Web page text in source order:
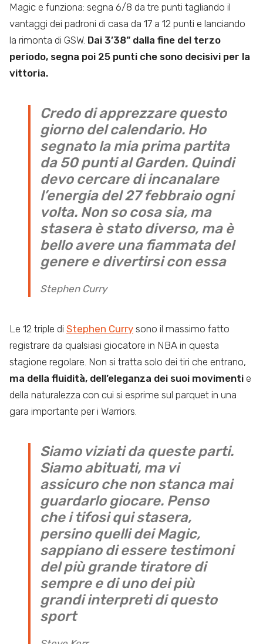
Magic e funziona: segna 6/8 da tre punti tagliando il
vantaggi dei padroni di casa da 17 a 12 punti e lanciando
la rimonta di GSW. Dai 3’38” dalla fine del terzo
periodo, segna poi 25 punti che sono decisivi per la
vittoria.
Credo di apprezzare questo
giorno del calendario. Ho
segnato la mia prima partita
da 50 punti al Garden. Quindi
devo cercare di incanalare
l’energia del 27 febbraio ogni
volta. Non so cosa sia, ma
stasera è stato diverso, ma è
bello avere una fiammata del
genere e divertirsi con essa
Stephen Curry
Le 12 triple di Stephen Curry sono il massimo fatto
registrare da qualsiasi giocatore in NBA in questa
stagione regolare. Non si tratta solo dei tiri che entrano,
ma della fluidità, dell’eleganza dei suoi movimenti e
della naturalezza con cui si esprime sul parquet in una
gara importante per i Warriors.
Siamo viziati da queste parti.
Siamo abituati, ma vi
assicuro che non stanca mai
guardarlo giocare. Penso
che i tifosi qui stasera,
persino quelli dei Magic,
sappiano di essere testimoni
del più grande tiratore di
sempre e di uno dei più
grandi interpreti di questo
sport